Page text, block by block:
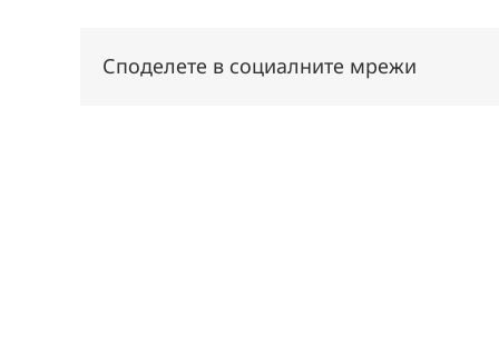
Споделете в социалните мрежи